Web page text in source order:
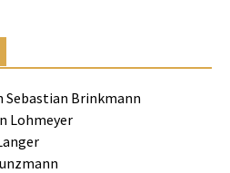
Sebastian Brinkmann
Lohmeyer